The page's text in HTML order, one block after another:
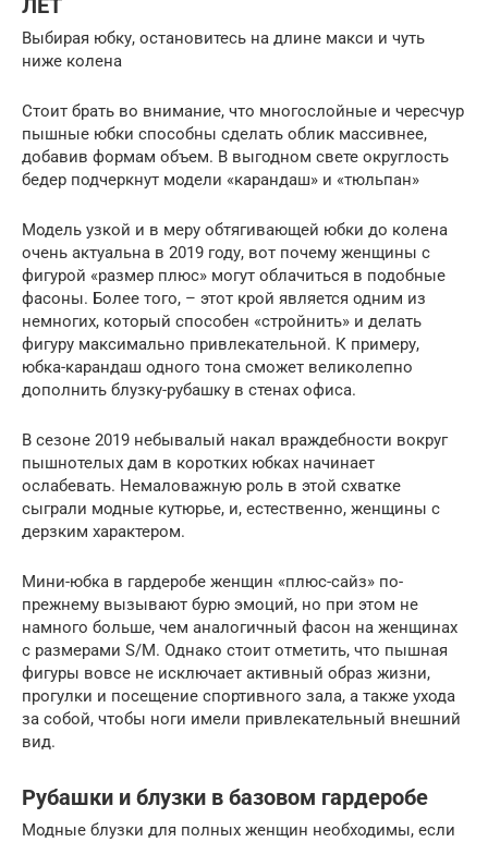
ЛЕТ
Выбирая юбку, остановитесь на длине макси и чуть
ниже колена
Стоит брать во внимание, что многослойные и чересчур
пышные юбки способны сделать облик массивнее,
добавив формам объем. В выгодном свете округлость
бедер подчеркнут модели «карандаш» и «тюльпан»
Модель узкой и в меру обтягивающей юбки до колена
очень актуальна в 2019 году, вот почему женщины с
фигурой «размер плюс» могут облачиться в подобные
фасоны. Более того, – этот крой является одним из
немногих, который способен «стройнить» и делать
фигуру максимально привлекательной. К примеру,
юбка-карандаш одного тона сможет великолепно
дополнить блузку-рубашку в стенах офиса.
В сезоне 2019 небывалый накал враждебности вокруг
пышнотелых дам в коротких юбках начинает
ослабевать. Немаловажную роль в этой схватке
сыграли модные кутюрье, и, естественно, женщины с
дерзким характером.
Мини-юбка в гардеробе женщин «плюс-сайз» по-
прежнему вызывают бурю эмоций, но при этом не
намного больше, чем аналогичный фасон на женщинах
с размерами S/M. Однако стоит отметить, что пышная
фигуры вовсе не исключает активный образ жизни,
прогулки и посещение спортивного зала, а также ухода
за собой, чтобы ноги имели привлекательный внешний
вид.
Рубашки и блузки в базовом гардеробе
Модные блузки для полных женщин необходимы, если